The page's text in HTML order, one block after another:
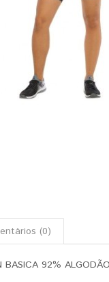
(0)
BASICA 92%